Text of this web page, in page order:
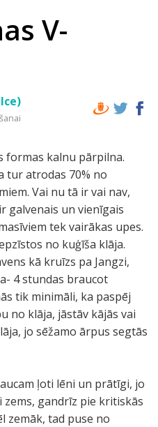
V-
formas kalnu pārpilna.
tur atrodas 70% no
Vai nu tā ir vai nav,
galvenais un vienīgais
tek vairākas upes.
no kuģīša klāja.
kā kruīzs pa Jangzi,
4 stundas braucot
tik minimāli, ka paspēj
no klāja, jāstāv kājās vai
jo sēžamo ārpus segtās
ļoti lēni un prātīgi, jo
gandrīz pie kritiskās
zemāk, tad puse no